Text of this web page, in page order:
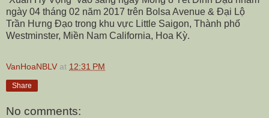
ngày 04 tháng 02 năm 2017 trên Bolsa Avenue & Đại Lộ
Trần Hưng Đạo trong khu vực Little Saigon, Thành phố
Westminster, Miền Nam California, Hoa Kỳ.
VanHoaNBLV at 12:31 PM
Share
No comments: